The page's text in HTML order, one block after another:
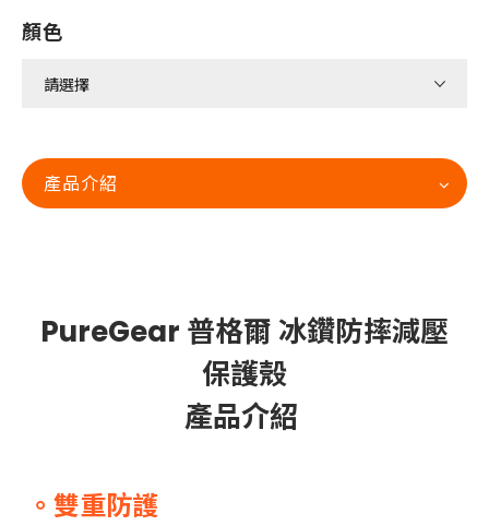
顏色
產品介紹
PureGear 普格爾 冰鑽防摔減壓
保護殼
產品介紹
。雙重防護